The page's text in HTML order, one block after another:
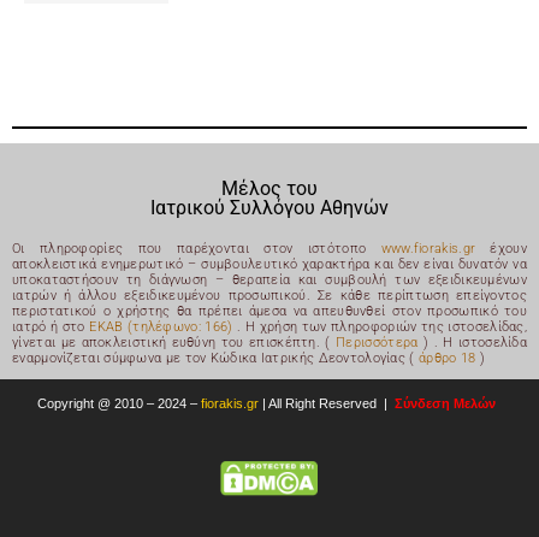
Μέλος του
Ιατρικού Συλλόγου Αθηνών
Οι πληροφορίες που παρέχονται στον ιστότοπο www.fiorakis.gr έχουν
αποκλειστικά ενημερωτικό – συμβουλευτικό χαρακτήρα και δεν είναι δυνατόν να
υποκαταστήσουν τη διάγνωση – θεραπεία και συμβουλή των εξειδικευμένων
ιατρών ή άλλου εξειδικευμένου προσωπικού. Σε κάθε περίπτωση επείγοντος
περιστατικού ο χρήστης θα πρέπει άμεσα να απευθυνθεί στον προσωπικό του
ιατρό ή στο ΕΚΑΒ (τηλέφωνο: 166) . Η χρήση των πληροφοριών της ιστοσελίδας,
γίνεται με αποκλειστική ευθύνη του επισκέπτη. ( Περισσότερα ) . Η ιστοσελίδα
εναρμονίζεται σύμφωνα με τον Κώδικα Ιατρικής Δεοντολογίας (άρθρο 18 )
Copyright @ 2010 – 2024 – fiorakis.gr | All Right Reserved | Σύνδεση Μελών